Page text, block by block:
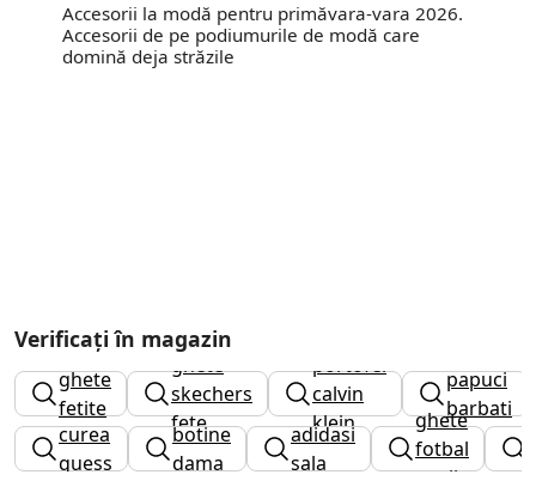
Accesorii la modă pentru primăvara-vara 2026.
Accesorii de pe podiumurile de modă care
domină deja străzile
Verificați în magazin
ghete
fetite
ghete
skechers
fete
portofel
calvin
klein
papuci
barbati
curea
guess
botine
dama
adidasi
sala
ghete
fotbal
copii